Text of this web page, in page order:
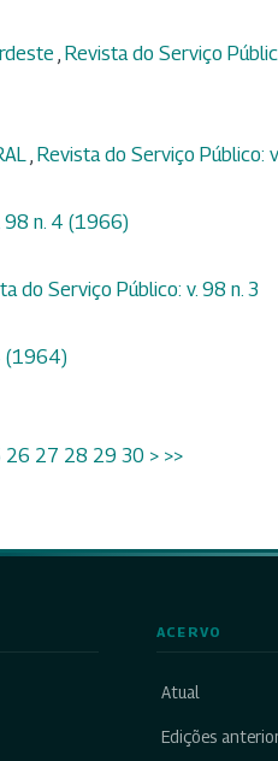
, Revista do Serviço
, Revista do Serviço Público:
98 n. 4 (1966)
do Serviço Público: v. 98 n. 3
(1964)
26 27 28 29 30 > >>
ACERVO
Atual
Edições